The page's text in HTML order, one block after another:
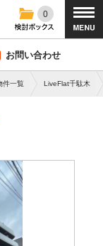
0
お問い合わせ
件一覧 LiveFlat千駄木